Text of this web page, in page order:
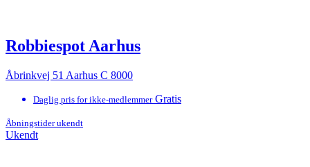
Robbiespot Aarhus
Åbrinkvej 51 Aarhus C 8000
Daglig pris for ikke-medlemmer Gratis
Åbningstider ukendt
Ukendt